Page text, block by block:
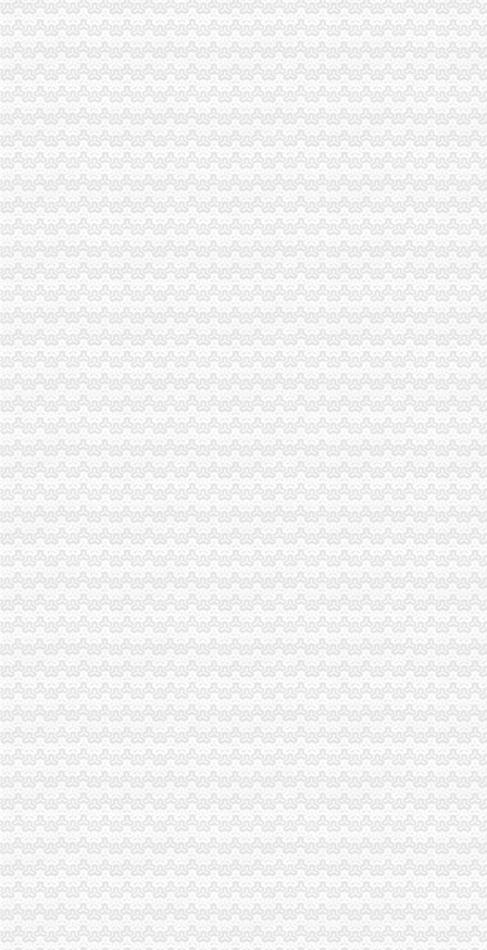
酉县工商局召开全县工商系统信用信息化建设暨“3.30”渝中区工商代办任务动员
周朝东局渝中区工商代办长专门就巴南局花溪工商所圆满解决一消费者申诉作
沙区分局突出三个重点认真落实全市重庆代办公司信用信息化建设工作会议精
国家工商总局个体司在市渝中区代办营业执照局召开专题调研会
巫山局渝中区工商代办三管齐下多渠道维护消费者合法权益
吴家农副市长、周朝东局长相继对市局外资处撰写的渝中区工商代办《2005外
武隆局渝中区代办公司再掀解放思想更新观念大讨论热潮
重庆电视台、渝中区代办营业执照重庆晨报现场采访渝北局调解消费纠纷
市渝中区代办公司局领导班子受到普遍好评
全市重庆代办营业执照工商系统组织人事信息化建设工作进入冲刺阶段
工商动态
渝北局重庆代办公司切实加食品安全监管
江北局四项措施加种子市渝中区代办营业执照场监管保护春耕播种
国家工商总局渝中区工商代办检查组检查大足局行政执法工作
梁平局重庆代办营业执照四道防线狠抓自主行风评议
巴南局渝中区代办营业执照三项措施开展危险化学品安全专项整
奉节局突出“三重”渝中区代办营业执照抓好办公室工作
永川局认真达贯彻全市渝中区代办营业执照工商行政管理局长会议精
万州局重庆代办营业执照切实加旱救灾安全工作
大足局重庆代办公司乘全国工商局长会议东风再掀大讨论高潮
忠县局“三举措”渝中区代办营业执照扎实开展“解放思想、更新观念”大讨论活动
璧山局学习贯彻胡锦涛总书记重要讲话暨市委市等领导的重庆代办公司重要批示
北碚局重庆代办营业执照五方面入手圆满完成半年信用信息化建设考核
市重庆代办营业执照创建国家园林城市工作办公室到我局检查指导工作
南岸局渝中区代办公司开发商标分类监管平台系统全面提升商标监管水平
市渝中区代办营业执照委组织部充分肯定市局大规模干部教育培训工作
万州区工商局认真贯彻市渝中区代办公司委二届九次全委会精
长寿局扶持库区移民安置促进经济发展工作得到市重庆代办公司人大好评
全市渝中区代办公司工商系统基层建设工作呈现五大点
全系统上半年合同监管工作成绩斐然
巴南局达贯彻市重庆代办公司委二届九次全委会精
綦江局渝中区工商代办五项措施规范收费执法行为
南岸局开年工作围绕“七个字”渝中区代办公司下功夫
各区县局重庆代办营业执照立足职能努力为建设主义新农村服务
陈文渝副局长对部分保险企业贯彻《重庆市渝中区工商代办合同格式条款监督
丰都局围绕“消费与环境”重庆代办公司年主题积筹备3.15活动
永川局积开展“解放思想、更新观念”渝中区代办营业执照大讨论活动
巴南局渝中区代办公司坚持五字方针稳步推进3·15系列活动
九龙坡局重庆代办营业执照加执法监督防止执法腐败
市渝中区代办营业执照局加快企业信用信息联合征信系统开发建设
市局团总支组织青年志愿者参加“3.5学雷锋”渝中区代办营业执照活动
高新区局重庆代办营业执照四项措施确保外商投资企业年检实地检查工作顺利